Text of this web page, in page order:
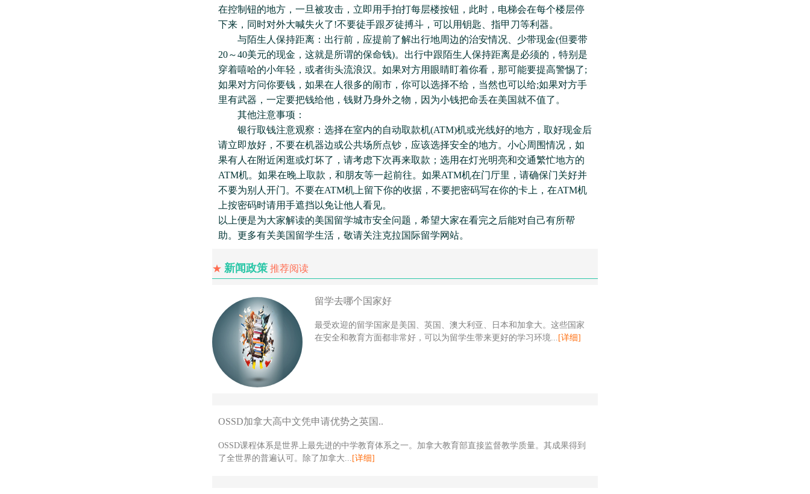
在控制钮的地方，一旦被攻击，立即用手拍打每层楼按钮，此时，电梯会在每个楼层停
下来，同时对外大喊失火了!不要徒手跟歹徒搏斗，可以用钥匙、指甲刀等利器。
与陌生人保持距离：出行前，应提前了解出行地周边的治安情况、少带现金(但要带
20～40美元的现金，这就是所谓的保命钱)。出行中跟陌生人保持距离是必须的，特别是
穿着嘻哈的小年轻，或者街头流浪汉。如果对方用眼睛盯着你看，那可能要提高警惕了;
如果对方问你要钱，如果在人很多的闹市，你可以选择不给，当然也可以给;如果对方手
里有武器，一定要把钱给他，钱财乃身外之物，因为小钱把命丢在美国就不值了。
其他注意事项：
银行取钱注意观察：选择在室内的自动取款机(ATM)机或光线好的地方，取好现金后
请立即放好，不要在机器边或公共场所点钞，应该选择安全的地方。小心周围情况，如
果有人在附近闲逛或灯坏了，请考虑下次再来取款；选用在灯光明亮和交通繁忙地方的
ATM机。如果在晚上取款，和朋友等一起前往。如果ATM机在门厅里，请确保门关好并
不要为别人开门。不要在ATM机上留下你的收据，不要把密码写在你的卡上，在ATM机
上按密码时请用手遮挡以免让他人看见。
以上便是为大家解读的美国留学城市安全问题，希望大家在看完之后能对自己有所帮
助。更多有关美国留学生活，敬请关注克拉国际留学网站。
★ 新闻政策 推荐阅读
留学去哪个国家好
最受欢迎的留学国家是美国、英国、澳大利亚、日本和加拿大。这些国家
在安全和教育方面都非常好，可以为留学生带来更好的学习环境... [详细]
OSSD加拿大高中文凭申请优势之英国..
OSSD课程体系是世界上最先进的中学教育体系之一。加拿大教育部直接监督教学质量。其成果得到
了全世界的普遍认可。除了加拿大... [详细]